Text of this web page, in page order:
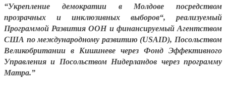
“Укрепление демократии в Молдове посредством
прозрачных и инклюзивных выборов“, реализуемый
Программой Развития ООН и финансируемый Агентством
США по международному развитию (USAID), Посольством
Великобритании в Кишиневе через Фонд Эффективного
Управления и Посольством Нидерландов через программу
Матра.”